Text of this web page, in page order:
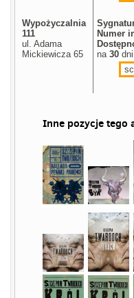
Wypożyczalnia
111
ul. Adama
Mickiewicza 65
Numer
na30 dni
Inne pozycje tego